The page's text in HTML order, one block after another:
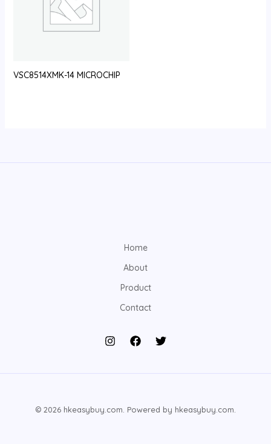
VSC8514XMK-14 MICROCHIP
Home
About
Product
Contact
© 2026 hkeasybuy.com. Powered by hkeasybuy.com.